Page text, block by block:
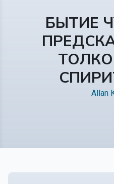
БЫТИЕ
Allan